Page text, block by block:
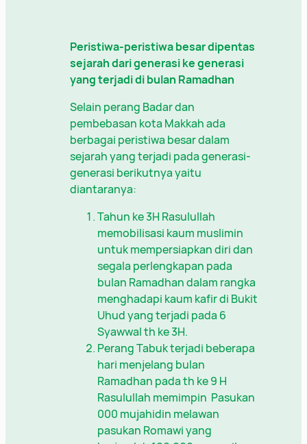
Peristiwa-peristiwa besar dipentas
sejarah dari generasi ke generasi
yang terjadi di bulan Ramadhan
Selain perang Badar dan
pembebasan kota Makkah ada
berbagai peristiwa besar dalam
sejarah yang terjadi pada generasi-
generasi berikutnya yaitu
diantaranya:
Tahun ke 3H Rasulullah
memobilisasi kaum muslimin
untuk mempersiapkan diri dan
segala perlengkapan pada
bulan Ramadhan dalam rangka
menghadapi kaum kafir di Bukit
Uhud yang terjadi pada 6
Syawwal th ke 3H.
Perang Tabuk terjadi beberapa
hari menjelang bulan
Ramadhan pada th ke 9 H
Rasulullah memimpin Pasukan
000 mujahidin melawan
pasukan Romawi yang